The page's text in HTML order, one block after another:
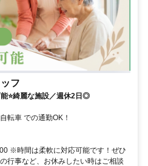
フ
⭐綺麗な施設／週休2日◎
転車 での通勤OK！
※時間は柔軟に対応可能です！ぜひ
行事など、お休みしたい時はご相談